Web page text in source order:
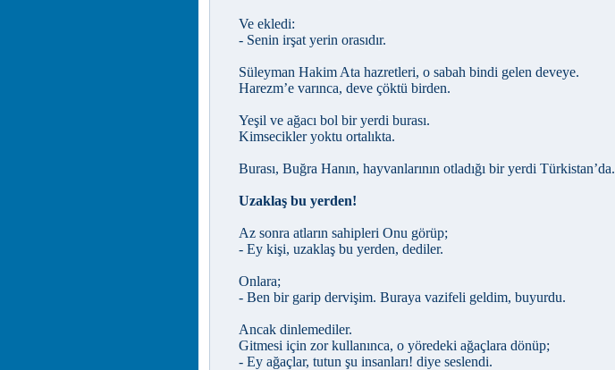
Ve ekledi:
- Senin irşat yerin orasıdır.
Süleyman Hakim Ata hazretleri, o sabah bindi gelen deveye.
Harezm’e varınca, deve çöktü birden.
Yeşil ve ağacı bol bir yerdi burası.
Kimsecikler yoktu ortalıkta.
Burası, Buğra Hanın, hayvanlarının otladığı bir yerdi Türkistan’da.
Uzaklaş bu yerden!
Az sonra atların sahipleri Onu görüp;
- Ey kişi, uzaklaş bu yerden, dediler.
Onlara;
- Ben bir garip dervişim. Buraya vazifeli geldim, buyurdu.
Ancak dinlemediler.
Gitmesi için zor kullanınca, o yöredeki ağaçlara dönüp;
- Ey ağaçlar, tutun şu insanları! diye seslendi.